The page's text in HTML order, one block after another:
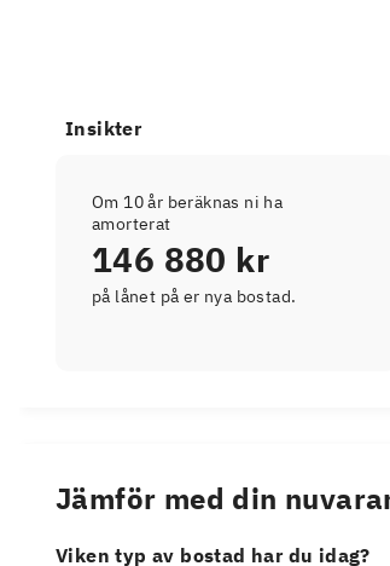
Insikter
Om 10 år beräknas ni ha
amorterat
146 880 kr
på lånet på er nya bostad.
Jämför med din
Viken typ av bostad har du idag?